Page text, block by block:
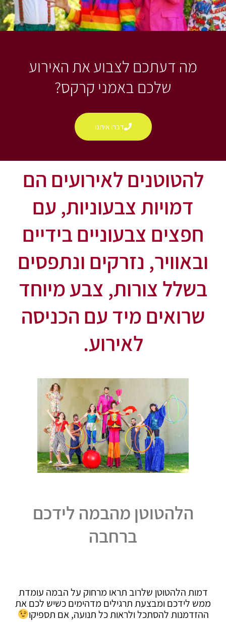
מה דעתכם לצבוע את האירוע
שלכם באמני קרקס?
דברו איתנו
להטוטנים לאירועים הם
דמויות צבעוניות, עם
חפצים צבעוניים בידיים
ובאוויר, נזרקים ונתפסים
בשלל צורות, צבע מיוחד
שרואים מיד עם הכניסה
לאירוע.
הלהטוטן מהבמה לידכם
ברחבה
דמות הלהטוטן שלרוב תראו מרחוק על הבמה עומדת
ממש לידכם ומבצעת תרגילים מדהימים כשיש לכם את
ההזדמנות להסתכל ולראות כל תנועה, אם תספיקו